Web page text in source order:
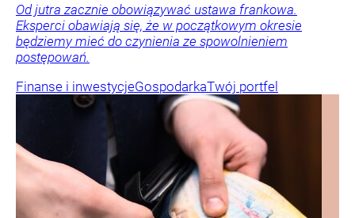
Od jutra zacznie obowiązywać ustawa frankowa.
Eksperci obawiają się, że w początkowym okresie
będziemy mieć do czynienia ze spowolnieniem
postępowań.
Finanse i inwestycjeGospodarkaTwój portfel